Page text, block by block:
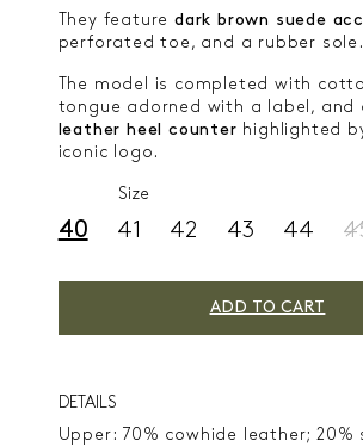
They feature dark brown suede
perforated toe, and a rubber sole.
The model is completed with
tongue adorned with a label, and
leather heel counter highlighted
iconic logo.
Size
40 41 42 43 44
ADD TO CART
DETAILS
Upper: 70% cowhide leather; 20%